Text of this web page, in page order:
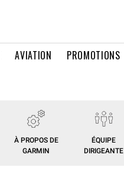
AVIATION PROMOTIONS
À PROPOS DE
GARMIN
ÉQUIPE
DIRIGEANTE